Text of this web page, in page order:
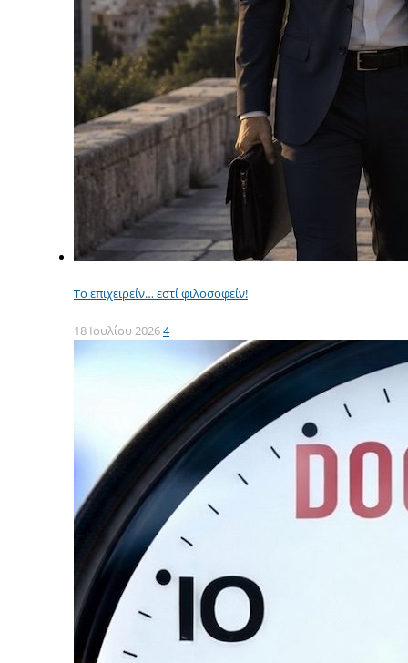
Το επιχειρείν… εστί φιλοσοφείν!
18 Ιουλίου 20264